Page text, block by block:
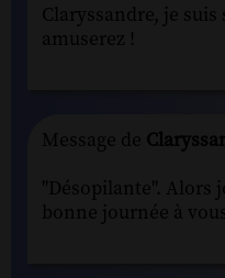
Claryssandre, je suis
amuserez !
Message de
"Désopilante". Alors
bonne journée à